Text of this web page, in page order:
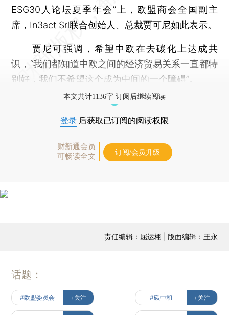
ESG30人论坛夏季年会”上，欧盟商会全国副主
席，In3act Srl联合创始人、总裁贾可尼如此表示。
贾尼可强调，希望中欧在去碳化上达成共
识，“我们都知道中欧之间的经济贸易关系一直都特
别好，我们不希望这个成为中间的一个障碍”。
本文共计1136字 订阅后继续阅读
登录 后获取已订阅的阅读权限
财新通会员
可畅读全文
订阅/会员升级
责任编辑：屈运栩 | 版面编辑：王永
话题：
#欧盟委员会 +关注 #碳中和 +关注